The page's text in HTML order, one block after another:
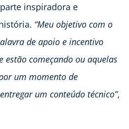
inspiradora e
“Meu objetivo com o
de apoio e incentivo
estão começando ou aquelas
um momento de
um conteúdo técnico”,